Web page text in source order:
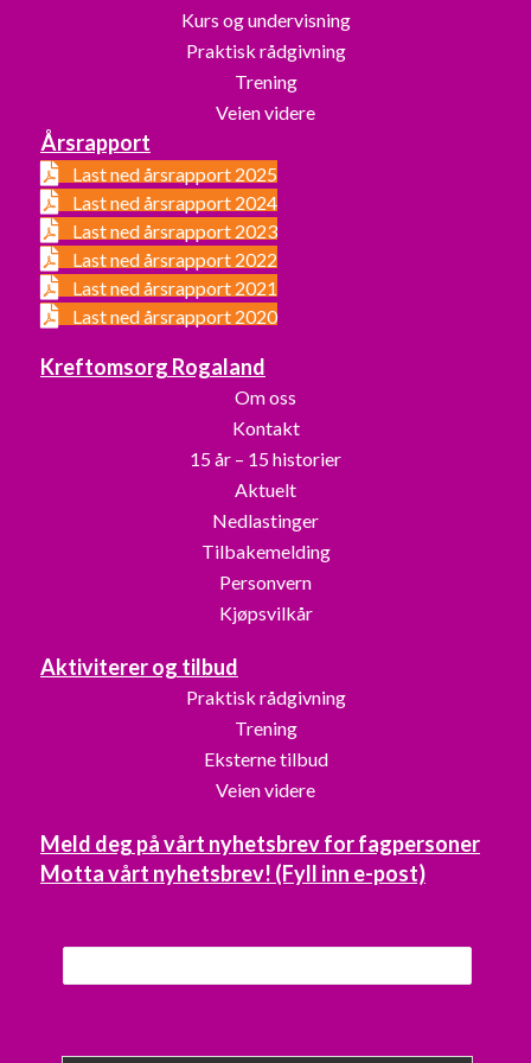
Kurs og undervisning
Praktisk rådgivning
Trening
Veien videre
Årsrapport
Last ned årsrapport 2025
Last ned årsrapport 2024
Last ned årsrapport 2023
Last ned årsrapport 2022
Last ned årsrapport 2021
Last ned årsrapport 2020
Kreftomsorg Rogaland
Om oss
Kontakt
15 år – 15 historier
Aktuelt
Nedlastinger
Tilbakemelding
Personvern
Kjøpsvilkår
Aktiviterer og tilbud
Praktisk rådgivning
Trening
Eksterne tilbud
Veien videre
Meld deg på vårt nyhetsbrev for fagpersoner
Motta vårt nyhetsbrev! (Fyll inn e-post)